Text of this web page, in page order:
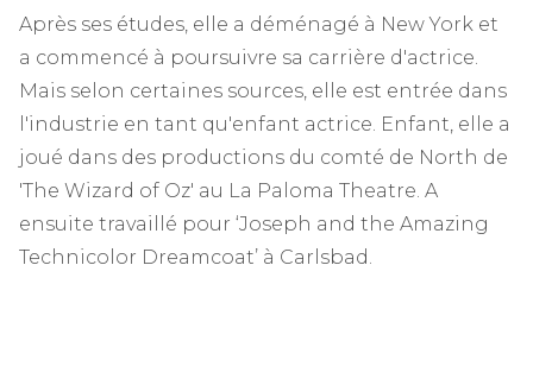
Après ses études, elle a déménagé à New York et
a commencé à poursuivre sa carrière d'actrice.
Mais selon certaines sources, elle est entrée dans
l'industrie en tant qu'enfant actrice. Enfant, elle a
joué dans des productions du comté de North de
'The Wizard of Oz' au La Paloma Theatre. A
ensuite travaillé pour ‘Joseph and the Amazing
Technicolor Dreamcoat’ à Carlsbad.